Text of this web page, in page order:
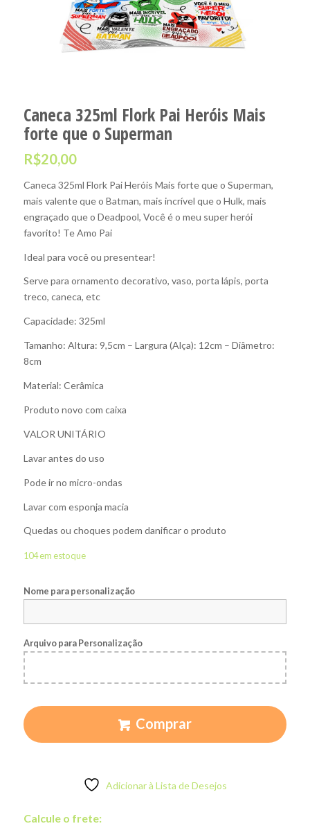
Caneca 325ml Flork Pai Heróis Mais
forte que o Superman
R$20,00
Caneca 325ml Flork Pai Heróis Mais forte que o Superman,
mais valente que o Batman, mais incrível que o Hulk, mais
engraçado que o Deadpool, Você é o meu super herói
favorito! Te Amo Pai
Ideal para você ou presentear!
Serve para ornamento decorativo, vaso, porta lápis, porta
treco, caneca, etc
Capacidade: 325ml
Tamanho: Altura: 9,5cm – Largura (Alça): 12cm – Diâmetro:
8cm
Material: Cerâmica
Produto novo com caixa
VALOR UNITÁRIO
Lavar antes do uso
Pode ir no micro-ondas
Lavar com esponja macia
Quedas ou choques podem danificar o produto
104 em estoque
Nome para personalização
Arquivo para Personalização
Comprar
Adicionar à Lista de Desejos
Calcule o frete: